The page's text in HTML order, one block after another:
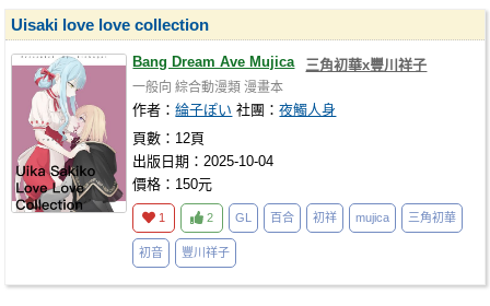
Uisaki love love collection
Bang Dream Ave Mujica 三角初華x豐川祥子
一般向 綜合動漫類 漫畫本
作者：綸子ぽい 社團：夜觸人身
頁數：12頁
出版日期：2025-10-04
價格：150元
1 2 GL 百合 初祥 mujica 三角初華
初音 豐川祥子